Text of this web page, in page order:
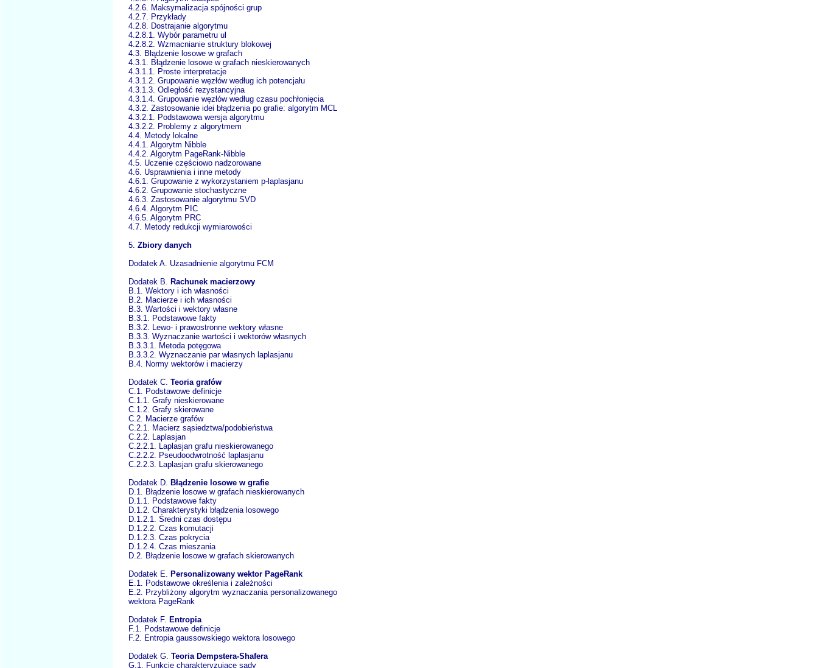
4.2.6. Maksymalizacja spójności grup
4.2.7. Przykłady
4.2.8. Dostrajanie algorytmu
4.2.8.1. Wybór parametru ul
4.2.8.2. Wzmacnianie struktury blokowej
4.3. Błądzenie losowe w grafach
4.3.1. Błądzenie losowe w grafach nieskierowanych
4.3.1.1. Proste interpretacje
4.3.1.2. Grupowanie węzłów według ich potencjału
4.3.1.3. Odległość rezystancyjna
4.3.1.4. Grupowanie węzłów według czasu pochłonięcia
4.3.2. Zastosowanie idei błądzenia po grafie: algorytm MCL
4.3.2.1. Podstawowa wersja algorytmu
4.3.2.2. Problemy z algorytmem
4.4. Metody lokalne
4.4.1. Algorytm Nibble
4.4.2. Algorytm PageRank-Nibble
4.5. Uczenie częściowo nadzorowane
4.6. Usprawnienia i inne metody
4.6.1. Grupowanie z wykorzystaniem p-laplasjanu
4.6.2. Grupowanie stochastyczne
4.6.3. Zastosowanie algorytmu SVD
4.6.4. Algorytm PIC
4.6.5. Algorytm PRC
4.7. Metody redukcji wymiarowości
5. Zbiory danych
Dodatek A. Uzasadnienie algorytmu FCM
Dodatek B. Rachunek macierzowy
B.1. Wektory i ich własności
B.2. Macierze i ich własności
B.3. Wartości i wektory własne
B.3.1. Podstawowe fakty
B.3.2. Lewo- i prawostronne wektory własne
B.3.3. Wyznaczanie wartości i wektorów własnych
B.3.3.1. Metoda potęgowa
B.3.3.2. Wyznaczanie par własnych laplasjanu
B.4. Normy wektorów i macierzy
Dodatek C. Teoria grafów
C.1. Podstawowe definicje
C.1.1. Grafy nieskierowane
C.1.2. Grafy skierowane
C.2. Macierze grafów
C.2.1. Macierz sąsiedztwa/podobieństwa
C.2.2. Laplasjan
C.2.2.1. Laplasjan grafu nieskierowanego
C.2.2.2. Pseudoodwrotność laplasjanu
C.2.2.3. Laplasjan grafu skierowanego
Dodatek D. Błądzenie losowe w grafie
D.1. Błądzenie losowe w grafach nieskierowanych
D.1.1. Podstawowe fakty
D.1.2. Charakterystyki błądzenia losowego
D.1.2.1. Średni czas dostępu
D.1.2.2. Czas komutacji
D.1.2.3. Czas pokrycia
D.1.2.4. Czas mieszania
D.2. Błądzenie losowe w grafach skierowanych
Dodatek E. Personalizowany wektor PageRank
E.1. Podstawowe określenia i zależności
E.2. Przybliżony algorytm wyznaczania personalizowanego
wektora PageRank
Dodatek F. Entropia
F.1. Podstawowe definicje
F.2. Entropia gaussowskiego wektora losowego
Dodatek G. Teoria Dempstera-Shafera
G.1. Funkcje charakteryzujące sądy